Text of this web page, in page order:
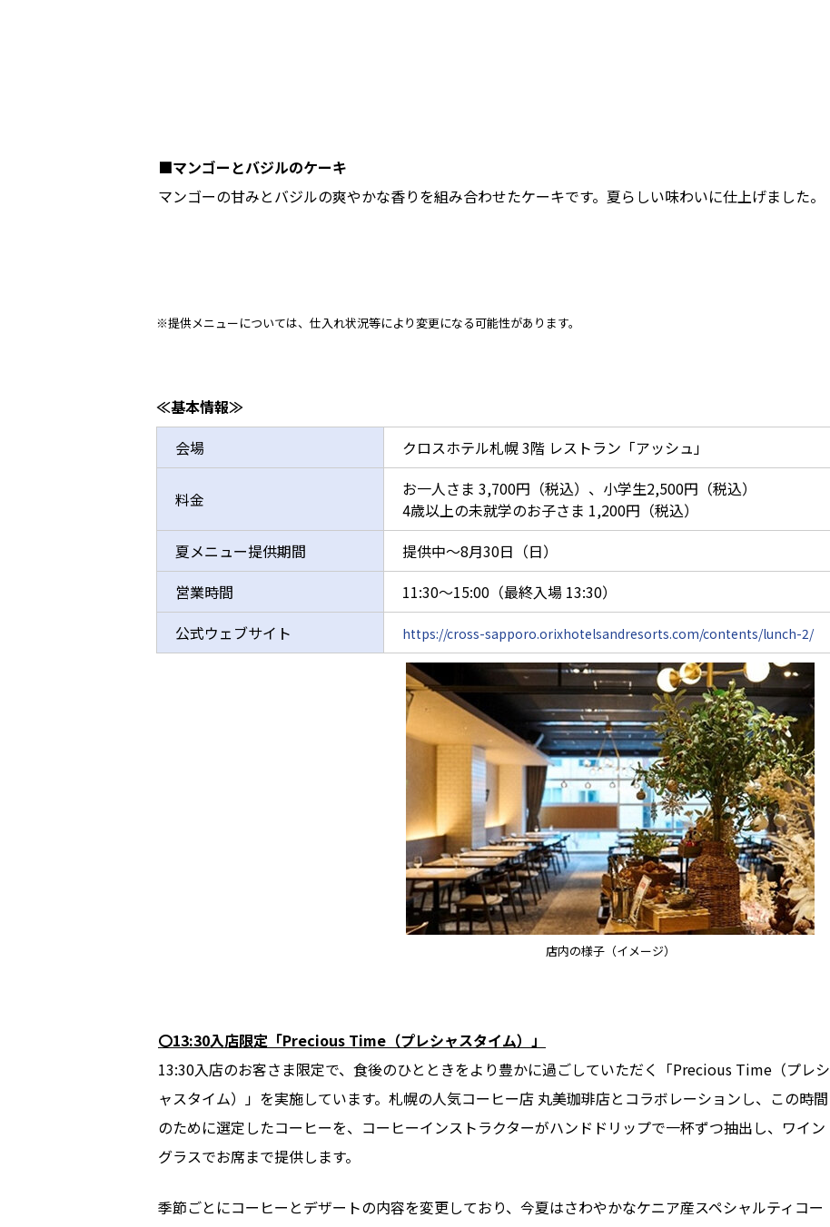
■マンゴーとバジルのケーキ
マンゴーの甘みとバジルの爽やかな香りを組み合わせたケーキです。夏らしい味わいに仕上げました。
※提供メニューについては、仕入れ状況等により変更になる可能性があります。
≪基本情報≫
会場
クロスホテル札幌 3階 レストラン「アッシュ」
料金
お一人さま 3,700円（税込）、小学生2,500円（税込）
4歳以上の未就学のお子さま 1,200円（税込）
夏メニュー提供期間
提供中～8月30日（日）
営業時間
11:30～15:00（最終入場 13:30）
公式ウェブサイト
https://cross-sapporo.orixhotelsandresorts.com/contents/lunch-2/
店内の様子（イメージ）
〇13:30入店限定「Precious Time（プレシャスタイム）」
13:30入店のお客さま限定で、食後のひとときをより豊かに過ごしていただく「Precious Time（プレシ
ャスタイム）」を実施しています。札幌の人気コーヒー店 丸美珈琲店とコラボレーションし、この時間
のために選定したコーヒーを、コーヒーインストラクターがハンドドリップで一杯ずつ抽出し、ワイン
グラスでお席まで提供します。
季節ごとにコーヒーとデザートの内容を変更しており、今夏はさわやかなケニア産スペシャルティコー